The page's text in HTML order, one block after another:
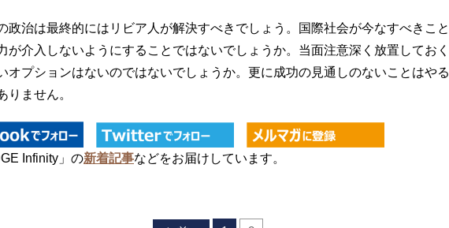
治は最終的にはリビア人が解決すべきでしょう。国際社会が今なすべきこと
が介入しないようにすることではないでしょうか。当面注意深く放置しておく
オプションはないのではないでしょうか。更に成功の見通しのないことはやる
りません。
Infinity」の新着記事などをお届けしています。